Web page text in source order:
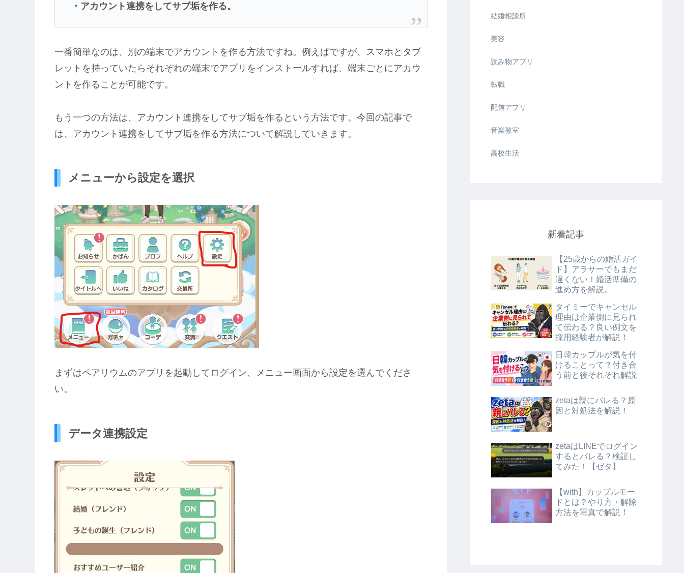
・アカウント連携をしてサブ垢を作る。
一番簡単なのは、別の端末でアカウントを作る方法ですね。例えばですが、スマホとタブ
レットを持っていたらそれぞれの端末でアプリをインストールすれば、端末ごとにアカウ
ントを作ることが可能です。
もう一つの方法は、アカウント連携をしてサブ垢を作るという方法です。今回の記事で
は、アカウント連携をしてサブ垢を作る方法について解説していきます。
メニューから設定を選択
まずはペアリウムのアプリを起動してログイン、メニュー画面から設定を選んでくださ
い。
データ連携設定
結婚相談所
美容
読み物アプリ
転職
配信アプリ
音楽教室
高校生活
新着記事
【25歳からの婚活ガイ
ド】アラサーでもまだ
遅くない！婚活準備の
進め方を解説。
タイミーでキャンセル
理由は企業側に見られ
て伝わる？良い例文を
採用経験者が解説！
日韓カップルが気を付
けることって？付き合
う前と後それぞれ解説
zetaは親にバレる？原
因と対処法を解説！
zetaはLINEでログイン
するとバレる？検証し
てみた！【ゼタ】
【with】カップルモー
ドとは？やり方・解除
方法を写真で解説！